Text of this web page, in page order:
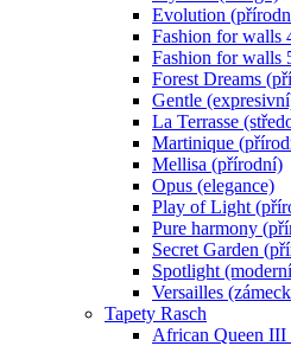
Evolution
Fashion for walls
Fashion for walls
Forest Dreams
Gentle
La Terrasse
Martinique
Mellisa (přírodní)
Opus (elegance)
Play of Light
Pure harmony
Secret Garden
Spotlight
Versailles
Tapety Rasch
African Queen